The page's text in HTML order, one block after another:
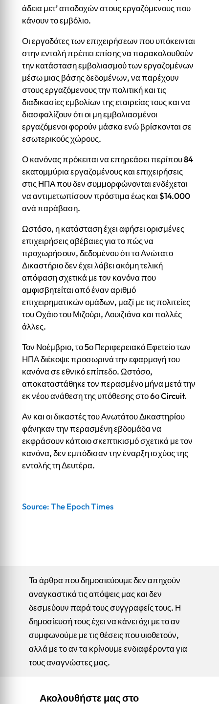
άδεια μετ’ αποδοχών στους εργαζόμενους που
κάνουν το εμβόλιο.
Οι εργοδότες των επιχειρήσεων που υπόκεινται
στην εντολή πρέπει επίσης να παρακολουθούν
την κατάσταση εμβολιασμού των εργαζομένων
μέσω μιας βάσης δεδομένων, να παρέχουν
στους εργαζόμενους την πολιτική και τις
διαδικασίες εμβολίων της εταιρείας τους και να
διασφαλίζουν ότι οι μη εμβολιασμένοι
εργαζόμενοι φορούν μάσκα ενώ βρίσκονται σε
εσωτερικούς χώρους.
Ο κανόνας πρόκειται να επηρεάσει περίπου 84
εκατομμύρια εργαζομένους και επιχειρήσεις
στις ΗΠΑ που δεν συμμορφώνονται ενδέχεται
να αντιμετωπίσουν πρόστιμα έως και $14.000
ανά παράβαση.
Ωστόσο, η κατάσταση έχει αφήσει ορισμένες
επιχειρήσεις αβέβαιες για το πώς να
προχωρήσουν, δεδομένου ότι το Ανώτατο
Δικαστήριο δεν έχει λάβει ακόμη τελική
απόφαση σχετικά με τον κανόνα που
αμφισβητείται από έναν αριθμό
επιχειρηματικών ομάδων, μαζί με τις πολιτείες
του Οχάιο του Μιζούρι, Λουιζιάνα και πολλές
άλλες.
Τον Νοέμβριο, το 5ο Περιφερειακό Εφετείο των
ΗΠΑ διέκοψε προσωρινά την εφαρμογή του
κανόνα σε εθνικό επίπεδο. Ωστόσο,
αποκαταστάθηκε τον περασμένο μήνα μετά την
εκ νέου ανάθεση της υπόθεσης στο 6ο Circuit.
Αν και οι δικαστές του Ανωτάτου Δικαστηρίου
φάνηκαν την περασμένη εβδομάδα να
εκφράσουν κάποιο σκεπτικισμό σχετικά με τον
κανόνα, δεν εμπόδισαν την έναρξη ισχύος της
εντολής τη Δευτέρα.
Source: The Epoch Times
Τα άρθρα που δημοσιεύουμε δεν απηχούν
αναγκαστικά τις απόψεις μας και δεν
δεσμεύουν παρά τους συγγραφείς τους. Η
δημοσίευσή τους έχει να κάνει όχι με το αν
συμφωνούμε με τις θέσεις που υιοθετούν,
αλλά με το αν τα κρίνουμε ενδιαφέροντα για
τους αναγνώστες μας.
Ακολουθήστε μας στο